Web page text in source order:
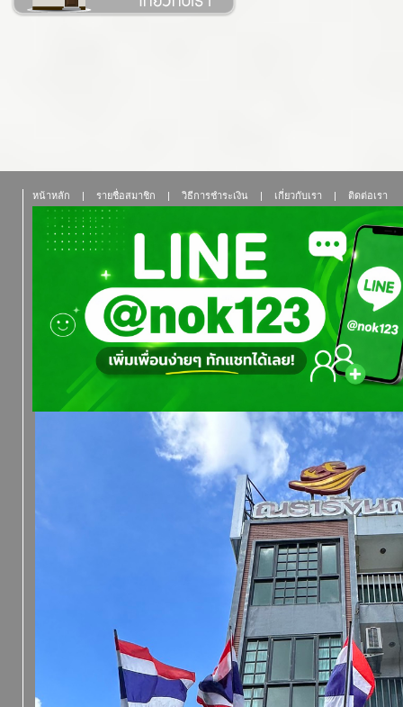
หน้าหลัก รายชื่อสมาชิก วิธีการชำระเงิน เกี่ยวกับเรา ติดต่อเรา